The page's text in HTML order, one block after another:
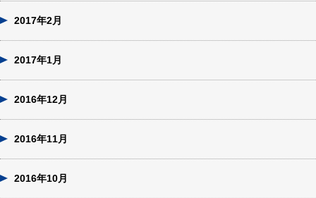
2017年2月
2017年1月
2016年12月
2016年11月
2016年10月